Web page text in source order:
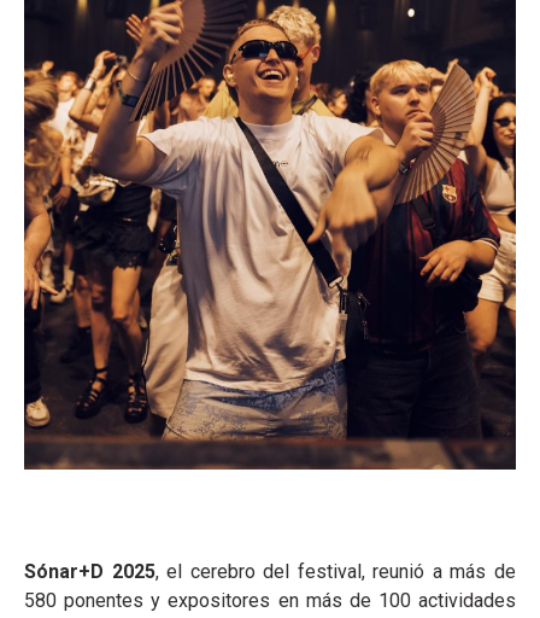
Sónar+D 2025, el cerebro del festival, reunió a más de
580 ponentes y expositores en más de 100 actividades